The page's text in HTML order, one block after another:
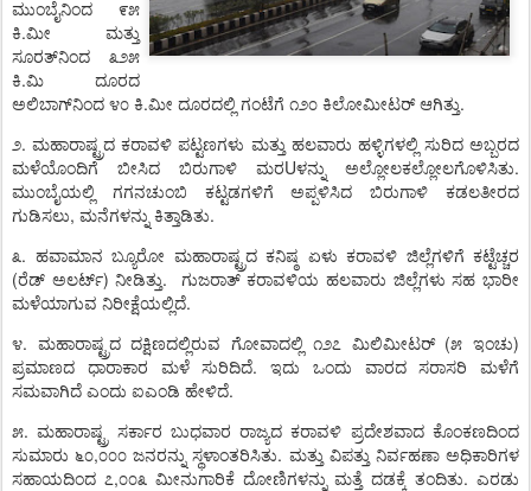
ಮುಂಬೈನಿಂದ
೯೫
ಕಿ.ಮೀ
ಮತ್ತು
ಸೂರತ್ನಿಂದ
೩೨೫
ಕಿ.ಮಿ
ದೂರದ
ಅಲಿಬಾಗ್ನಿಂದ ೪೦ ಕಿ.ಮೀ ದೂರದಲ್ಲಿ ಗಂಟೆಗೆ ೧೨೦ ಕಿಲೋಮೀಟರ್ ಆಗಿತ್ತು.
೨.ಮಹಾರಾಷ್ಟ್ರದ ಕರಾವಳಿ ಪಟ್ಟಣಗಳು ಮತ್ತು ಹಲವಾರು ಹಳ್ಳಿಗಳಲ್ಲಿ ಸುರಿದ ಅಬ್ಬರದ
ಮಳೆಯೊಂದಿಗೆ
ಬೀಸಿದ ಬಿರುಗಾಳಿ ಮರUಳನ್ನು ಅಲ್ಲೋಲಕಲ್ಲೋಲಗೊಳಿಸಿತು.
ಮುಂಬೈಯಲ್ಲಿ ಗಗನಚುಂಬಿ ಕಟ್ಟಡಗಳಿಗೆ ಅಪ್ಪಳಿಸಿದ ಬಿರುಗಾಳಿ
ಕಡಲತೀರದ
ಗುಡಿಸಲು, ಮನೆಗಳನ್ನು ಕಿತ್ತಾಡಿತು.
೩. ಹವಾಮಾನ ಬ್ಯೂರೋ ಮಹಾರಾಷ್ಟ್ರದ ಕನಿಷ್ಠ ಏಳು ಕರಾವಳಿ ಜಿಲ್ಲೆಗಳಿಗೆ ಕಟ್ಟೆಚ್ಚರ
(ರೆಡ್ ಅಲರ್ಟ್)ನೀಡಿತ್ತು. ಗುಜರಾತ್ ಕರಾವಳಿಯ ಹಲವಾರು ಜಿಲ್ಲೆಗಳು ಸಹ ಭಾರೀ
ಮಳೆಯಾಗುವ ನಿರೀಕ್ಷೆಯಲ್ಲಿದೆ.
೪. ಮಹಾರಾಷ್ಟ್ರದ ದಕ್ಷಿಣದಲ್ಲಿರುವ ಗೋವಾದಲ್ಲಿ ೧೨೭ ಮಿಲಿಮೀಟರ್(೫ ಇಂಚು)
ಪ್ರಮಾಣದ ಧಾರಾಕಾರ ಮಳೆ ಸುರಿದಿದೆ. ಇದು ಒಂದು ವಾರದ ಸರಾಸರಿ
ಮಳೆಗೆ
ಸಮವಾಗಿದೆ ಎಂದು ಐಎಂಡಿ ಹೇಳಿದೆ.
೫.ಮಹಾರಾಷ್ಟ್ರ ಸರ್ಕಾರ ಬುಧವಾರ ರಾಜ್ಯದ ಕರಾವಳಿ ಪ್ರದೇಶವಾದ ಕೊಂಕಣದಿಂದ
ಸುಮಾರು ೬೦,೦೦೦ ಜನರನ್ನು ಸ್ಥಳಾಂತರಿಸಿತು. ಮತ್ತು ವಿಪತ್ತು ನಿರ್ವಹಣಾ ಅಧಿಕಾರಿಗಳ
ಸಹಾಯದಿಂದ ೭,೦೦೩ ಮೀನುಗಾರಿಕೆ ದೋಣಿಗಳನ್ನು ಮತ್ತೆ ದಡಕ್ಕೆ ತಂದಿತು.ಎರಡು